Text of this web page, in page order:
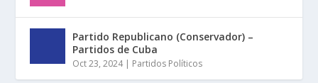
Partido Republicano (Conservador) –
Partidos de Cuba
Oct 23, 2024| Partidos Políticos